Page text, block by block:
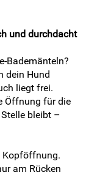
und durchdacht
Bademänteln?
dein Hund
liegt frei.
Öffnung für die
bleibt –
Kopföffnung.
am Rücken